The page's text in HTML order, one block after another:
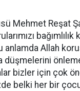
Mehmet Reşat
anlamda Allah
düşmelerini
bizler için çok
belki her bir